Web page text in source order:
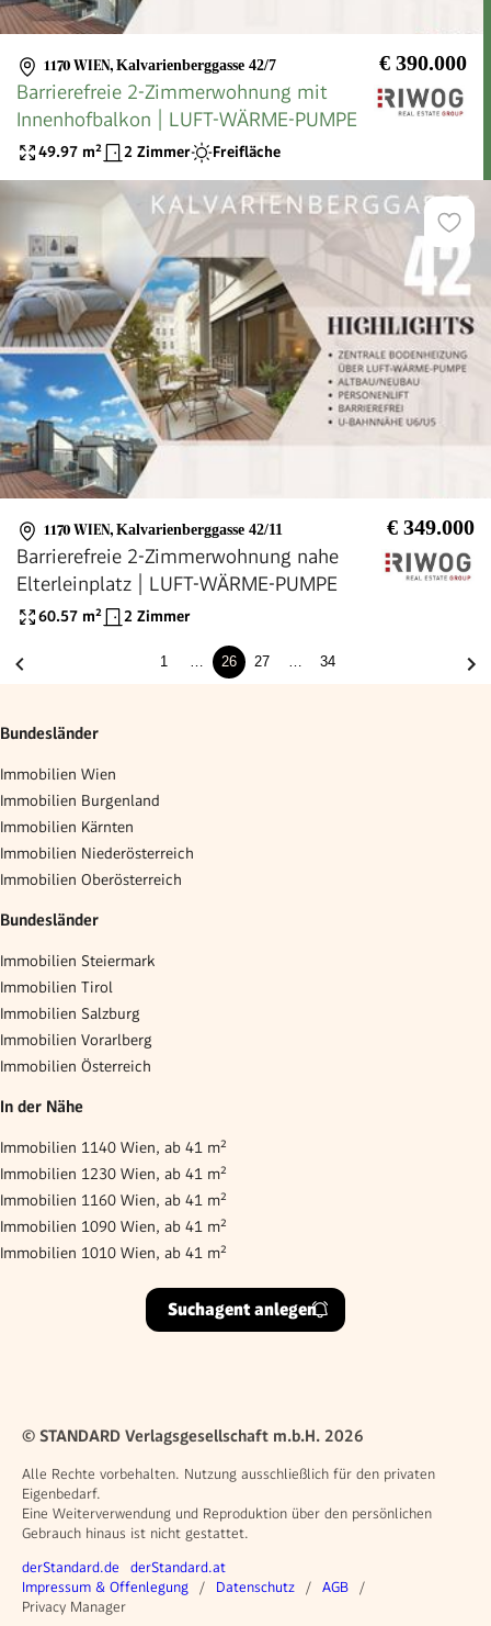
1170 WIEN, Kalvarienberggasse 42/7 € 390.000
Barrierefreie 2-Zimmerwohnung mit
Innenhofbalkon | LUFT-WÄRME-PUMPE
49.97 m² 2 Zimmer Freifläche
1170 WIEN, Kalvarienberggasse 42/11 € 349.000
Barrierefreie 2-Zimmerwohnung nahe
Elterleinplatz | LUFT-WÄRME-PUMPE
60.57 m² 2 Zimmer
1 26 27 34
Bundesländer
Immobilien Wien
Immobilien Burgenland
Immobilien Kärnten
Immobilien Niederösterreich
Immobilien Oberösterreich
Bundesländer
Immobilien Steiermark
Immobilien Tirol
Immobilien Salzburg
Immobilien Vorarlberg
Immobilien Österreich
In der Nähe
Immobilien 1140 Wien, ab 41 m²
Immobilien 1230 Wien, ab 41 m²
Immobilien 1160 Wien, ab 41 m²
Immobilien 1090 Wien, ab 41 m²
Immobilien 1010 Wien, ab 41 m²
Suchagent anlegen
© STANDARD Verlagsgesellschaft m.b.H. 2026
Alle Rechte vorbehalten. Nutzung ausschließlich für den privaten
Eigenbedarf.
Eine Weiterverwendung und Reproduktion über den persönlichen
Gebrauch hinaus ist nicht gestattet.
Weitere Angebote
derStandard.de derStandard.at
Rechtliches
Impressum & Offenlegung Datenschutz
AGB
Privacy Manager